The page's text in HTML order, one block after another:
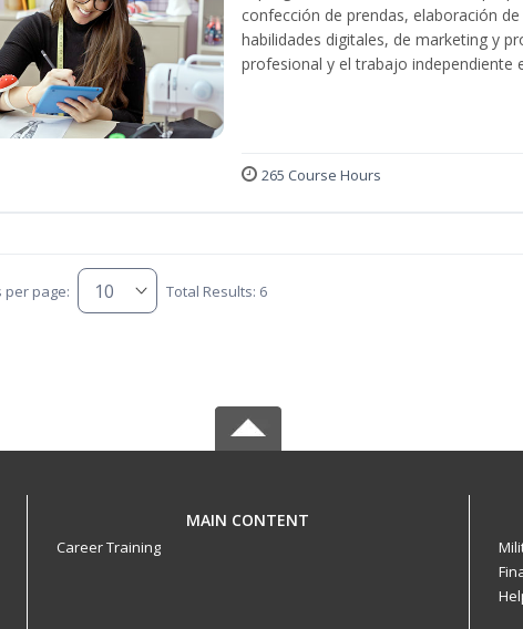
confección de prendas, elaboración
habilidades digitales, de marketing y
profesional y el trabajo independiente
265 Course Hours
per page: Total Results: 6
MAIN CONTENT
Career Training